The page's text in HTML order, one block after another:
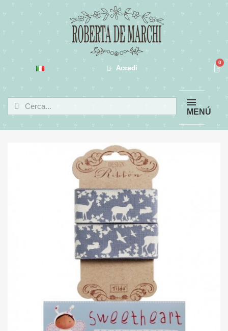
Accedi
MENÚ